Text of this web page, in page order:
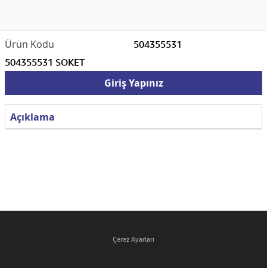
504355531
504355531 SOKET
Giriş Yapınız
Açıklama
Çerez Ayarları